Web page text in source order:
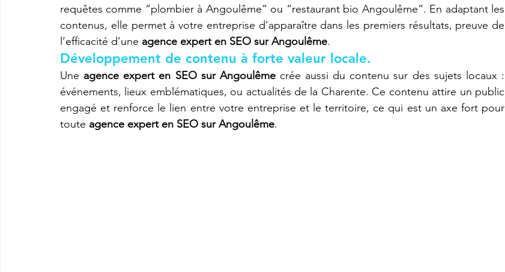
requêtes comme “plombier à Angoulême” ou “restaurant bio Angoulême”. En adaptant les
contenus, elle permet à votre entreprise d’apparaître dans les premiers résultats, preuve de
l’efficacité d’une agence expert en SEO sur Angoulême.
Développement de contenu à forte valeur locale.
Une agence expert en SEO sur Angoulême crée aussi du contenu sur des sujets locaux :
événements, lieux emblématiques, ou actualités de la Charente. Ce contenu attire un public
engagé et renforce le lien entre votre entreprise et le territoire, ce qui est un axe fort pour
toute agence expert en SEO sur Angoulême.